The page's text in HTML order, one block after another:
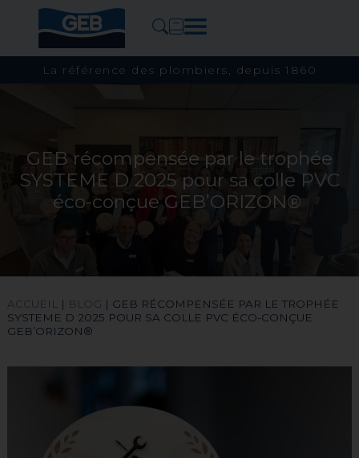
La référence des plombiers, depuis 1860
GEB récompensée par le trophée
SYSTEME D 2025 pour sa colle PVC
éco-conçue GEB’ORIZON®
ACCUEIL | BLOG | GEB RÉCOMPENSÉE PAR LE TROPHÉE
SYSTEME D 2025 POUR SA COLLE PVC ÉCO-CONÇUE
GEB’ORIZON®